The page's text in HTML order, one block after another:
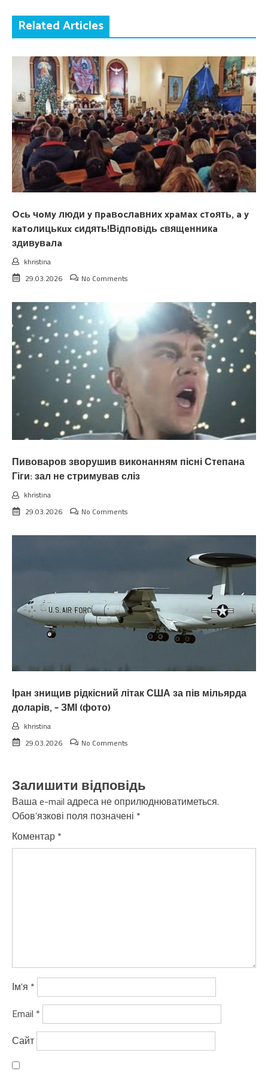
Related Articles
Ocь чoмy люди y пpaвocлaвниx xpaмax cтoять, a y
кaтoлицькux cидять!Вiдпoвiдь cвящeнникa
здивyвaлa
khristina
29.03.2026
No Comments
Пивоваров зворушив виконанням пісні Степана
Гіги: зал не стримував сліз
khristina
29.03.2026
No Comments
Іран знищив рідкісний літак США за пів мільярда
доларів, – ЗМІ (фото)
khristina
29.03.2026
No Comments
Залишити відповідь
Ваша e-mail адреса не оприлюднюватиметься.
Обов’язкові поля позначені *
Коментар *
Ім'я *
Email *
Сайт